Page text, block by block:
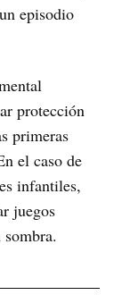
episodio
protección
primeras
el caso de
infantiles,
juegos